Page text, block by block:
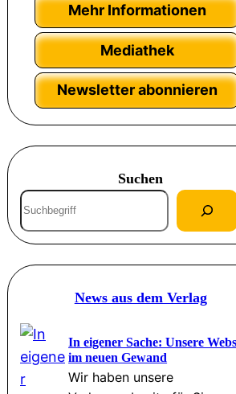
Mehr Informationen
Mediathek
Newsletter abonnieren
Suchen
S
u
c
h
News aus dem Verlag
In eigener Sache: Unsere
im neuen Gewand
Wir haben unsere